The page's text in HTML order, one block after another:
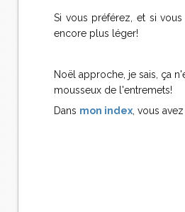
Si vous préférez, et si
encore plus léger!
Noël approche, je sais, ça
mousseux de l'entremets!
Dans mon index , vous